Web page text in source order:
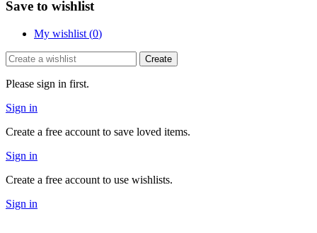
Save to wishlist
My wishlist (0)
Create
Please sign in first.
Sign in
Create a free account to save loved items.
Sign in
Create a free account to use wishlists.
Sign in